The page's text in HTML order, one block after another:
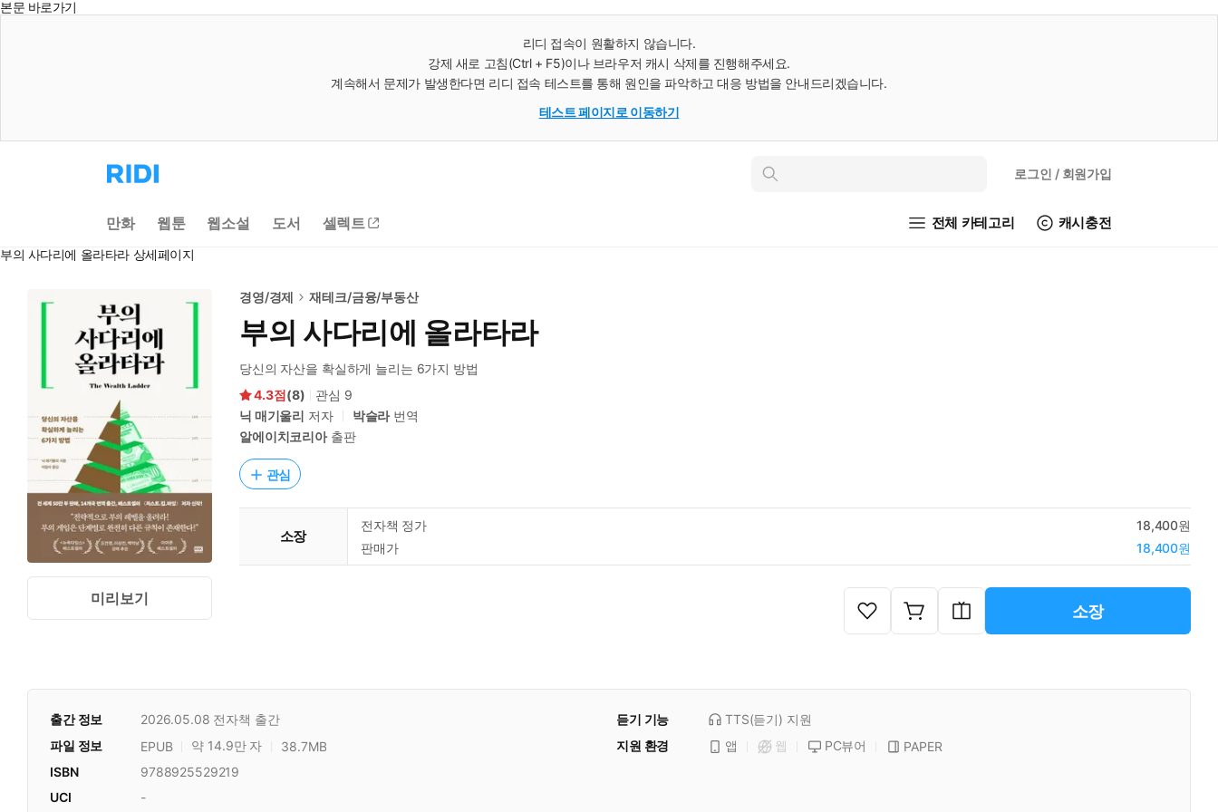
본문 바로가기
리디 접속이 원활하지 않습니다.
강제 새로 고침(Ctrl + F5)이나 브라우저 캐시 삭제를 진행해주세요.
계속해서 문제가 발생한다면 리디 접속 테스트를 통해 원인을 파악하고 대응 방법을 안내드리겠습니다.
테스트 페이지로 이동하기
리
디
으
로
동
인
로그인 / 회원가입
만화 웹툰 웹소설 도서 셀렉트 전체 카테고리 캐시충전
부의 사다리에 올라타라 상세페이지
미리보기
경영/경제 재테크/금융/부동산
부의 사다리에 올라타라
당신의 자산을 확실하게 늘리는 6가지 방법
4.3
(8) 관심 9
닉 매기울리 저자 박슬라번역
알에이치코리아출판
관심
소장
전자책 정가
18,400원
판매가
18,400원
소장
출간 정보 2026.05.08 전자책 출간 듣기 기능 TTS(듣기) 지원
파일 정보
EPUB 약 14.9만 자 38.7MB 지원 환경 앱 웹 PC뷰어
PAPER
ISBN
9788925529219
UCI
-